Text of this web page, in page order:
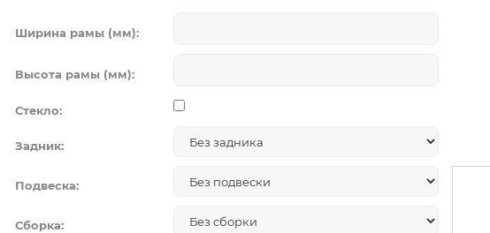
Ширина рамы (мм):
Высота рамы (мм):
Стекло:
Задник:
Подвеска:
Сборка: